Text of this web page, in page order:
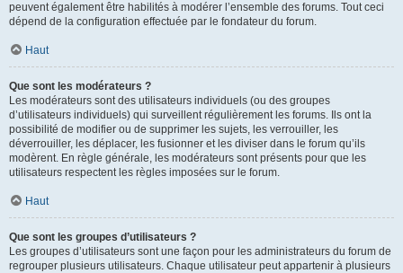
peuvent également être habilités à modérer l’ensemble des forums. Tout ceci
dépend de la configuration effectuée par le fondateur du forum.
Haut
Que sont les modérateurs ?
Les modérateurs sont des utilisateurs individuels (ou des groupes
d’utilisateurs individuels) qui surveillent régulièrement les forums. Ils ont la
possibilité de modifier ou de supprimer les sujets, les verrouiller, les
déverrouiller, les déplacer, les fusionner et les diviser dans le forum qu’ils
modèrent. En règle générale, les modérateurs sont présents pour que les
utilisateurs respectent les règles imposées sur le forum.
Haut
Que sont les groupes d’utilisateurs ?
Les groupes d’utilisateurs sont une façon pour les administrateurs du forum de
regrouper plusieurs utilisateurs. Chaque utilisateur peut appartenir à plusieurs